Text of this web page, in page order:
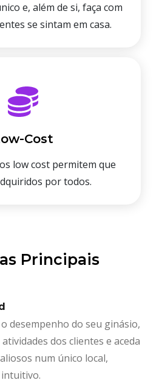
e, além de si, faça com
se sintam em casa.
Cost
low cost permitem que
por todos.
Principais
desempenho do seu ginásio,
dos clientes e aceda
num único local,